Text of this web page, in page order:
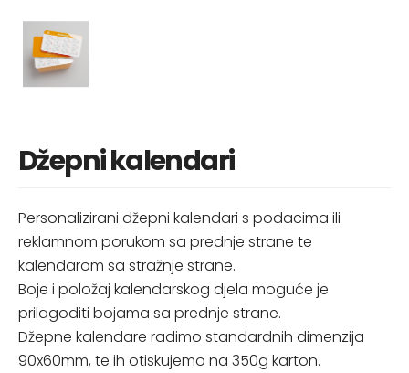
Džepni kalendari
Personalizirani džepni kalendari s podacima ili
reklamnom porukom sa prednje strane te
kalendarom sa stražnje strane.
Boje i položaj kalendarskog djela moguće je
prilagoditi bojama sa prednje strane.
Džepne kalendare radimo standardnih dimenzija
90x60mm, te ih otiskujemo na 350g karton.